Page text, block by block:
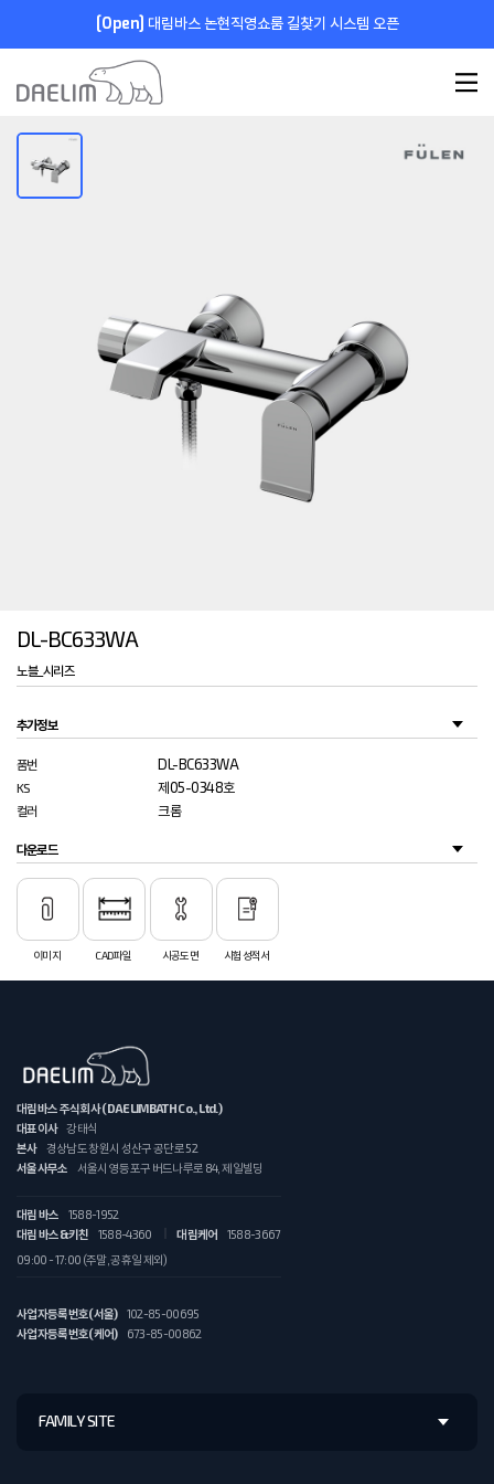
[Open] 대림바스 논현직영쇼룸 길찾기 시스템 오픈
DL-BC633WA
노블_시리즈
추가정보
품번 DL-BC633WA
KS 제05-0348호
컬러 크롬
다운로드
이미지 CAD파일 시공도면 시험성적서
대림바스 주식회사 (DAELIMBATH Co., Ltd.)
대표이사
강태식
본사
경상남도 창원시 성산구 공단로 52
서울사무소
서울시 영등포구 버드나루로 84, 제일빌딩
대림 바스
1588-1952
대림 바스&키친
1588-4360 대림케어
1588-3667
09:00 - 17:00 (주말, 공휴일 제외)
사업자등록번호(서울)
102-85-00695
사업자등록번호(케어)
673-85-00862
FAMILY SITE